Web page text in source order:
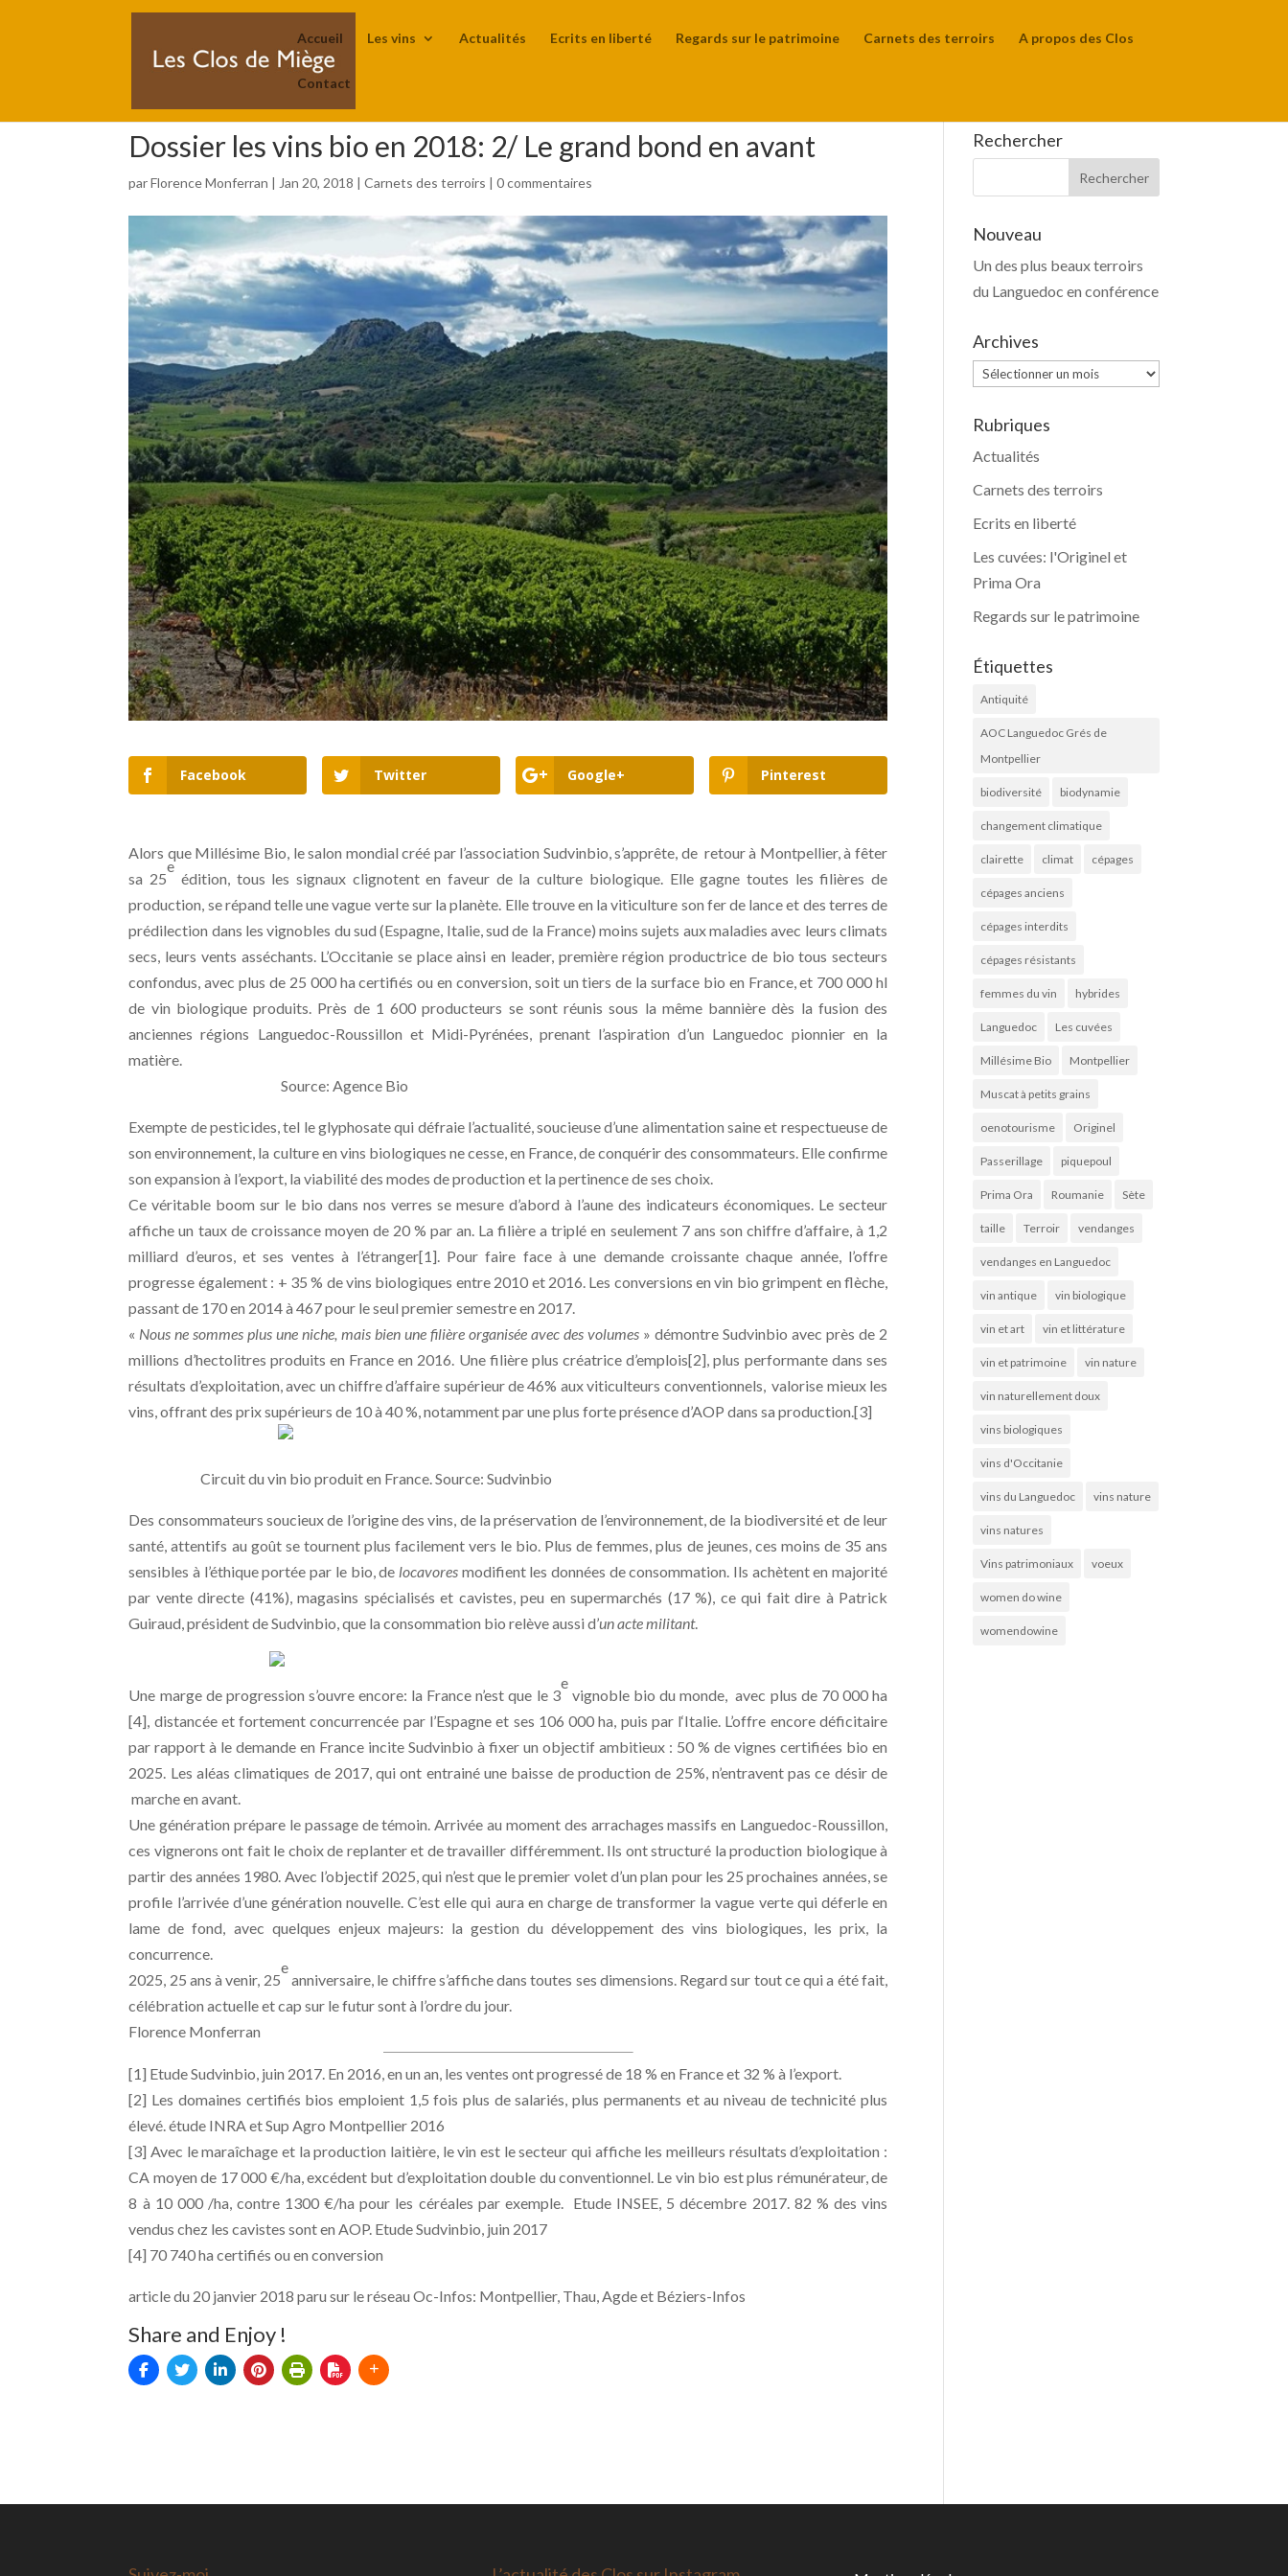
Accueil Les vins Actualités Ecrits en liberté Regards sur le patrimoine Carnets des terroirs A propos des Clos
Contact
Dossier les vins bio en 2018: 2/ Le grand bond en avant
parFlorence Monferran | Jan 20, 2018 |Carnets des terroirs |0 commentaires
Facebook Twitter Google+ Pinterest
Alors que Millésime Bio, le salon mondial créé par l’association Sudvinbio, s’apprête, de retour à Montpellier, à fêter
sa 25
e
édition, tous les signaux clignotent en faveur de la culture biologique. Elle gagne toutes les filières de
production, se répand telle une vague verte sur la planète. Elle trouve en la viticulture son fer de lance et des terres de
prédilection dans les vignobles du sud (Espagne, Italie, sud de la France) moins sujets aux maladies avec leurs climats
secs, leurs vents asséchants. L’Occitanie se place ainsi en leader, première région productrice de bio tous secteurs
confondus, avec plus de 25 000 ha certifiés ou en conversion, soit un tiers de la surface bio en France, et 700 000 hl
de vin biologique produits. Près de 1 600 producteurs se sont réunis sous la même bannière dès la fusion des
anciennes régions Languedoc-Roussillon et Midi-Pyrénées, prenant l’aspiration d’un Languedoc pionnier en la
matière.
Source: Agence Bio
Exempte de pesticides, tel le glyphosate qui défraie l’actualité, soucieuse d’une alimentation saine et respectueuse de
son environnement, la culture en vins biologiques ne cesse, en France, de conquérir des consommateurs. Elle confirme
son expansion à l’export, la viabilité des modes de production et la pertinence de ses choix.
Ce véritable boom sur le bio dans nos verres se mesure d’abord à l’aune des indicateurs économiques. Le secteur
affiche un taux de croissance moyen de 20 % par an. La filière a triplé en seulement 7 ans son chiffre d’affaire, à 1,2
milliard d’euros, et ses ventes à l’étranger[1]. Pour faire face à une demande croissante chaque année, l’offre
progresse également : + 35 % de vins biologiques entre 2010 et 2016. Les conversions en vin bio grimpent en flèche,
passant de 170 en 2014 à 467 pour le seul premier semestre en 2017.
« Nous ne sommes plus une niche, mais bien une filière organisée avec des volumes » démontre Sudvinbio avec près de 2
millions d’hectolitres produits en France en 2016. Une filière plus créatrice d’emplois[2], plus performante dans ses
résultats d’exploitation, avec un chiffre d’affaire supérieur de 46% aux viticulteurs conventionnels, valorise mieux les
vins, offrant des prix supérieurs de 10 à 40 %, notamment par une plus forte présence d’AOP dans sa production.[3]
Circuit du vin bio produit en France. Source: Sudvinbio
Des consommateurs soucieux de l’origine des vins, de la préservation de l’environnement, de la biodiversité et de leur
santé, attentifs au goût se tournent plus facilement vers le bio. Plus de femmes, plus de jeunes, ces moins de 35 ans
sensibles à l’éthique portée par le bio, de locavoresmodifient les données de consommation. Ils achètent en majorité
par vente directe (41%), magasins spécialisés et cavistes, peu en supermarchés (17 %), ce qui fait dire à Patrick
Guiraud, président de Sudvinbio, que la consommation bio relève aussi d’un acte militant.
Une marge de progression s’ouvre encore: la France n’est que le 3
e
vignoble bio du monde, avec plus de 70 000 ha
[4], distancée et fortement concurrencée par l’Espagne et ses 106 000 ha, puis par l‘Italie. L’offre encore déficitaire
par rapport à le demande en France incite Sudvinbio à fixer un objectif ambitieux : 50 % de vignes certifiées bio en
2025. Les aléas climatiques de 2017, qui ont entrainé une baisse de production de 25%, n’entravent pas ce désir de
marche en avant.
Une génération prépare le passage de témoin. Arrivée au moment des arrachages massifs en Languedoc-Roussillon,
ces vignerons ont fait le choix de replanter et de travailler différemment. Ils ont structuré la production biologique à
partir des années 1980. Avec l’objectif 2025, qui n’est que le premier volet d’un plan pour les 25 prochaines années, se
profile l’arrivée d’une génération nouvelle. C’est elle qui aura en charge de transformer la vague verte qui déferle en
lame de fond, avec quelques enjeux majeurs: la gestion du développement des vins biologiques, les prix, la
concurrence.
2025, 25 ans à venir, 25
e
anniversaire, le chiffre s’affiche dans toutes ses dimensions. Regard sur tout ce qui a été fait,
célébration actuelle et cap sur le futur sont à l’ordre du jour.
Florence Monferran
[1] Etude Sudvinbio, juin 2017. En 2016, en un an, les ventes ont progressé de 18 % en France et 32 % à l’export.
[2] Les domaines certifiés bios emploient 1,5 fois plus de salariés, plus permanents et au niveau de technicité plus
élevé. étude INRA et Sup Agro Montpellier 2016
[3] Avec le maraîchage et la production laitière, le vin est le secteur qui affiche les meilleurs résultats d’exploitation :
CA moyen de 17 000 €/ha, excédent but d’exploitation double du conventionnel. Le vin bio est plus rémunérateur, de
8 à 10 000 /ha, contre 1300 €/ha pour les céréales par exemple. Etude INSEE, 5 décembre 2017. 82 % des vins
vendus chez les cavistes sont en AOP. Etude Sudvinbio, juin 2017
[4] 70 740 ha certifiés ou en conversion
article du 20 janvier 2018 paru sur le réseau Oc-Infos: Montpellier, Thau, Agde et Béziers-Infos
Share and Enjoy !
Rechercher
Nouveau
Un des plus beaux terroirs
du Languedoc en conférence
Archives
Archives
Rubriques
Actualités
Carnets des terroirs
Ecrits en liberté
Les cuvées: l'Originel et
Prima Ora
Regards sur le patrimoine
Étiquettes
Antiquité
AOC Languedoc Grés de
Montpellier
biodiversité biodynamie
changement climatique
clairette climat cépages
cépages anciens
cépages interdits
cépages résistants
femmes du vin hybrides
Languedoc Les cuvées
Millésime Bio Montpellier
Muscat à petits grains
oenotourisme Originel
Passerillage piquepoul
Prima Ora Roumanie Sète
taille Terroir vendanges
vendanges en Languedoc
vin antique vin biologique
vin et art vin et littérature
vin et patrimoine vin nature
vin naturellement doux
vins biologiques
vins d'Occitanie
vins du Languedoc vins nature
vins natures
Vins patrimoniaux voeux
women do wine
womendowine